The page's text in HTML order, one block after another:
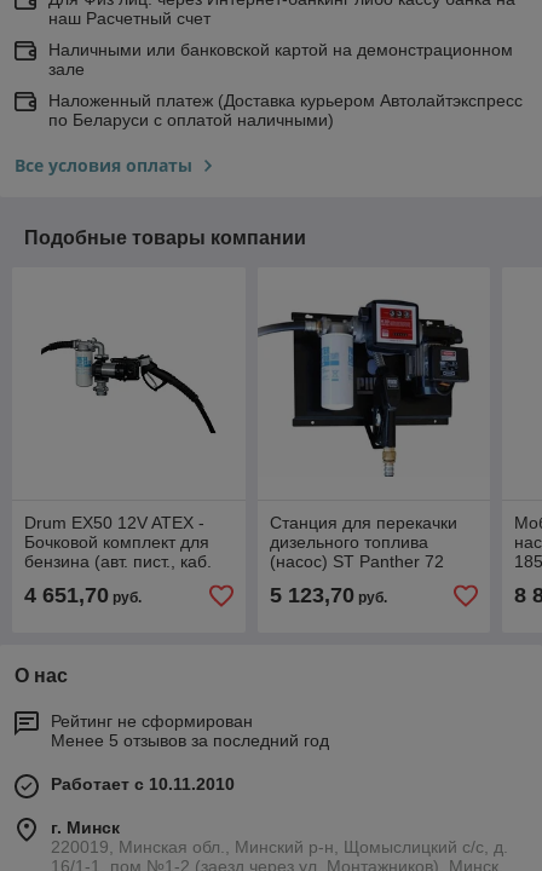
наш Расчетный счет
Наличными или банковской картой на демонстрационном
зале
Наложенный платеж (Доставка курьером Автолайтэкспресс
по Беларуси с оплатой наличными)
Все условия оплаты
Подобные товары компании
Drum EX50 12V ATEX -
Бочковой комплект для
бензина (авт. пист., каб.
4 651,70 руб.
Станция для перекачки
дизельного топлива
(насос) ST Panther 72
F00265F0A
5 123,70руб. 8
О нас
Рейтинг не сформирован
Менее 5 отзывов за последний год
Работает с 10.11.2010
г. Минск
220019, Минская обл., Минский р-н, Щомыслицкий с/с, д.
16/1-1, пом.№1-2 (заезд через ул. Монтажников), Минск,